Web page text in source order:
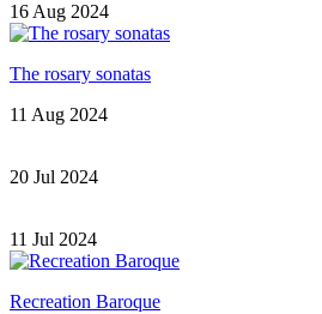
16 Aug 2024
The rosary sonatas
11 Aug 2024
20 Jul 2024
11 Jul 2024
Recreation Baroque